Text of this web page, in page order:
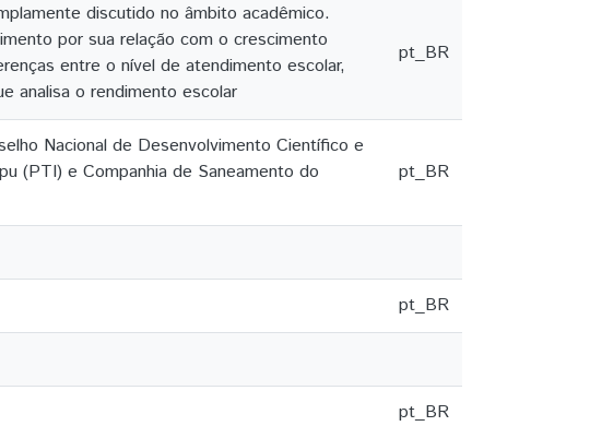
discutido no âmbito acadêmico.
por sua relação com o crescimento
entre o nível de atendimento escolar,
analisa o rendimento escolar
pt_BR
Nacional de Desenvolvimento Científico e
(PTI) e Companhia de Saneamento do
pt_BR
pt_BR
pt_BR